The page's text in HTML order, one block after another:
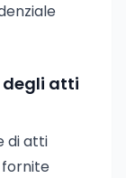
degli atti
di atti
fornite